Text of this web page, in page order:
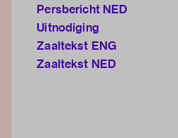
Persbericht NED
Uitnodiging
Zaaltekst ENG
Zaaltekst NED